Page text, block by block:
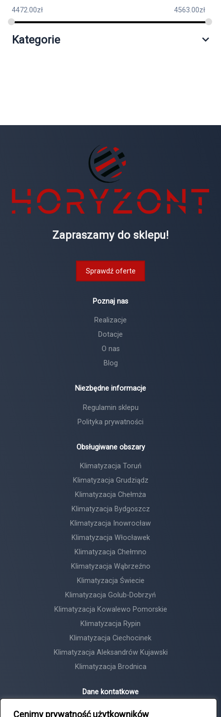
Cenimy prywatność użytkowników
4472.00zł 4563.00zł
Kategorie
Zapraszamy do sklepu!
Sprawdź oferte
Poznaj nas
Realizacje
Dotacje
O nas
Blog
Niezbędne informacje
Regulamin sklepu
Polityka prywatności
Obsługiwane obszary
Klimatyzacja Toruń
Klimatyzacja Grudziądz
Klimatyzacja Chełmża
Klimatyzacja Bydgoszcz
Klimatyzacja Inowrocław
Klimatyzacja Włocławek
Klimatyzacja Chełmno
Klimatyzacja Wąbrzeźno
Klimatyzacja Świecie
Klimatyzacja Golub-Dobrzyń
Klimatyzacja Kowalewo Pomorskie
Klimatyzacja Rypin
Klimatyzacja Ciechocinek
Klimatyzacja Aleksandrów Kujawski
Klimatyzacja Brodnica
Dane kontatkowe
Horyzont Tadeusz Michalski